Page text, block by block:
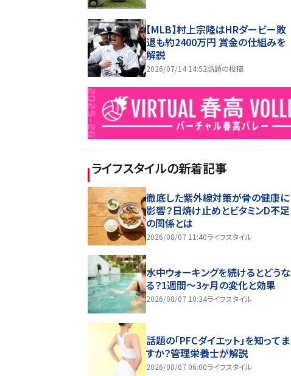
【MLB】村上宗隆はHRダービー敗
退も約2400万円 賞金の仕組みを
解説
2026/07/14 14:52話題の投稿
ライフスタイルの新着記事
徹底した紫外線対策が骨の健康に
影響？日焼け止めとビタミンD不足
の関係とは
2026/08/07 11:40ライフスタイル
水中ウォーキングを続けるとどうな
る？1週間～3ヶ月の変化と効果
2026/08/07 10:34ライフスタイル
話題の「PFCダイエット」を知ってま
すか？管理栄養士が解説
2026/08/07 06:00ライフスタイル